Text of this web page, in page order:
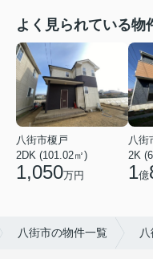
よく見られている物
八街市榎戸
2DK (101.02㎡)
1,050万円
八街
2K
1億
八街市の物件一覧